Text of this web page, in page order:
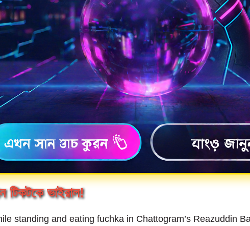
ভাইরাল!
standing and eating fuchka in Chattogram’s Reazuddin